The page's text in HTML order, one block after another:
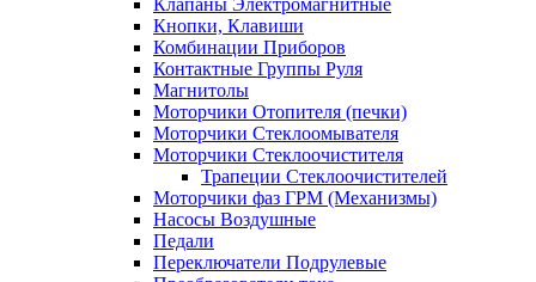
Клапаны Электромагнитные
Кнопки, Клавиши
Комбинации Приборов
Контактные Группы Руля
Магнитолы
Моторчики Отопителя (печки)
Моторчики Стеклоомывателя
Моторчики Стеклоочистителя
Трапеции Стеклоочистителей
Моторчики фаз ГРМ (Механизмы)
Насосы Воздушные
Педали
Переключатели Подрулевые